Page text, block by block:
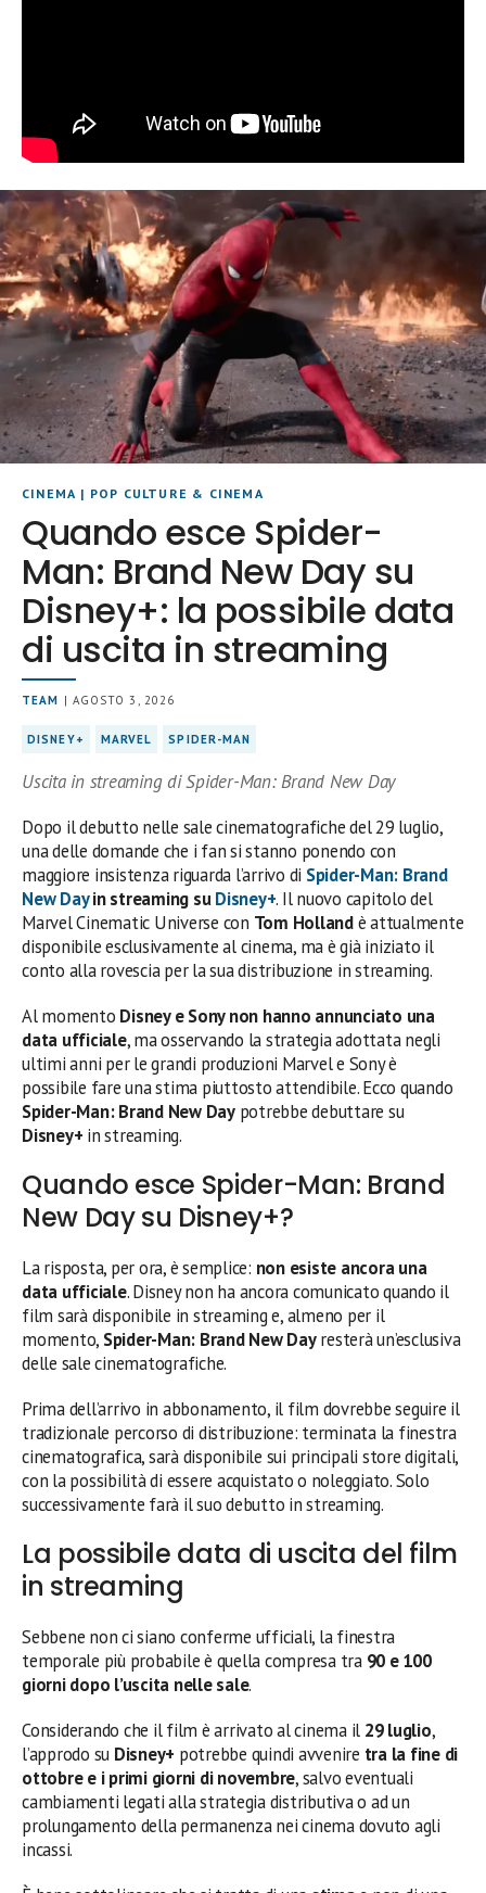
CINEMA | POP CULTURE & CINEMA
Quando esce Spider-
Man: Brand New Day su
Disney+: la possibile data
di uscita in streaming
TEAM | AGOSTO 3, 2026
DISNEY+ MARVEL SPIDER-MAN
Uscita in streaming di Spider-Man: Brand New Day
Dopo il debutto nelle sale cinematografiche del 29 luglio,
una delle domande che i fan si stanno ponendo con
maggiore insistenza riguarda l’arrivo di Spider-Man: Brand
New Dayin streaming suDisney+. Il nuovo capitolo del
Marvel Cinematic Universe con Tom Hollandè attualmente
disponibile esclusivamente al cinema, ma è già iniziato il
conto alla rovescia per la sua distribuzione in streaming.
Al momento Disney e Sony non hanno annunciato una
data ufficiale, ma osservando la strategia adottata negli
ultimi anni per le grandi produzioni Marvel e Sony è
possibile fare una stima piuttosto attendibile. Ecco quando
Spider-Man: Brand New Daypotrebbe debuttare su
Disney+ in streaming.
Quando esce Spider-Man: Brand
New Day su Disney+?
La risposta, per ora, è semplice: non esiste ancora una
data ufficiale. Disney non ha ancora comunicato quando il
film sarà disponibile in streaming e, almeno per il
momento, Spider-Man: Brand New Dayresterà un’esclusiva
delle sale cinematografiche.
Prima dell’arrivo in abbonamento, il film dovrebbe seguire il
tradizionale percorso di distribuzione: terminata la finestra
cinematografica, sarà disponibile sui principali store digitali,
con la possibilità di essere acquistato o noleggiato. Solo
successivamente farà il suo debutto in streaming.
La possibile data di uscita del film
in streaming
Sebbene non ci siano conferme ufficiali, la finestra
temporale più probabile è quella compresa tra 90 e 100
giorni dopo l’uscita nelle sale.
Considerando che il film è arrivato al cinema il 29 luglio,
l’approdo su Disney+ potrebbe quindi avvenire tra la fine di
ottobre e i primi giorni di novembre, salvo eventuali
cambiamenti legati alla strategia distributiva o ad un
prolungamento della permanenza nei cinema dovuto agli
incassi.